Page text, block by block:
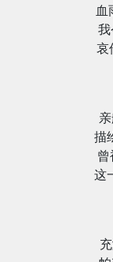
血
哀
描
这